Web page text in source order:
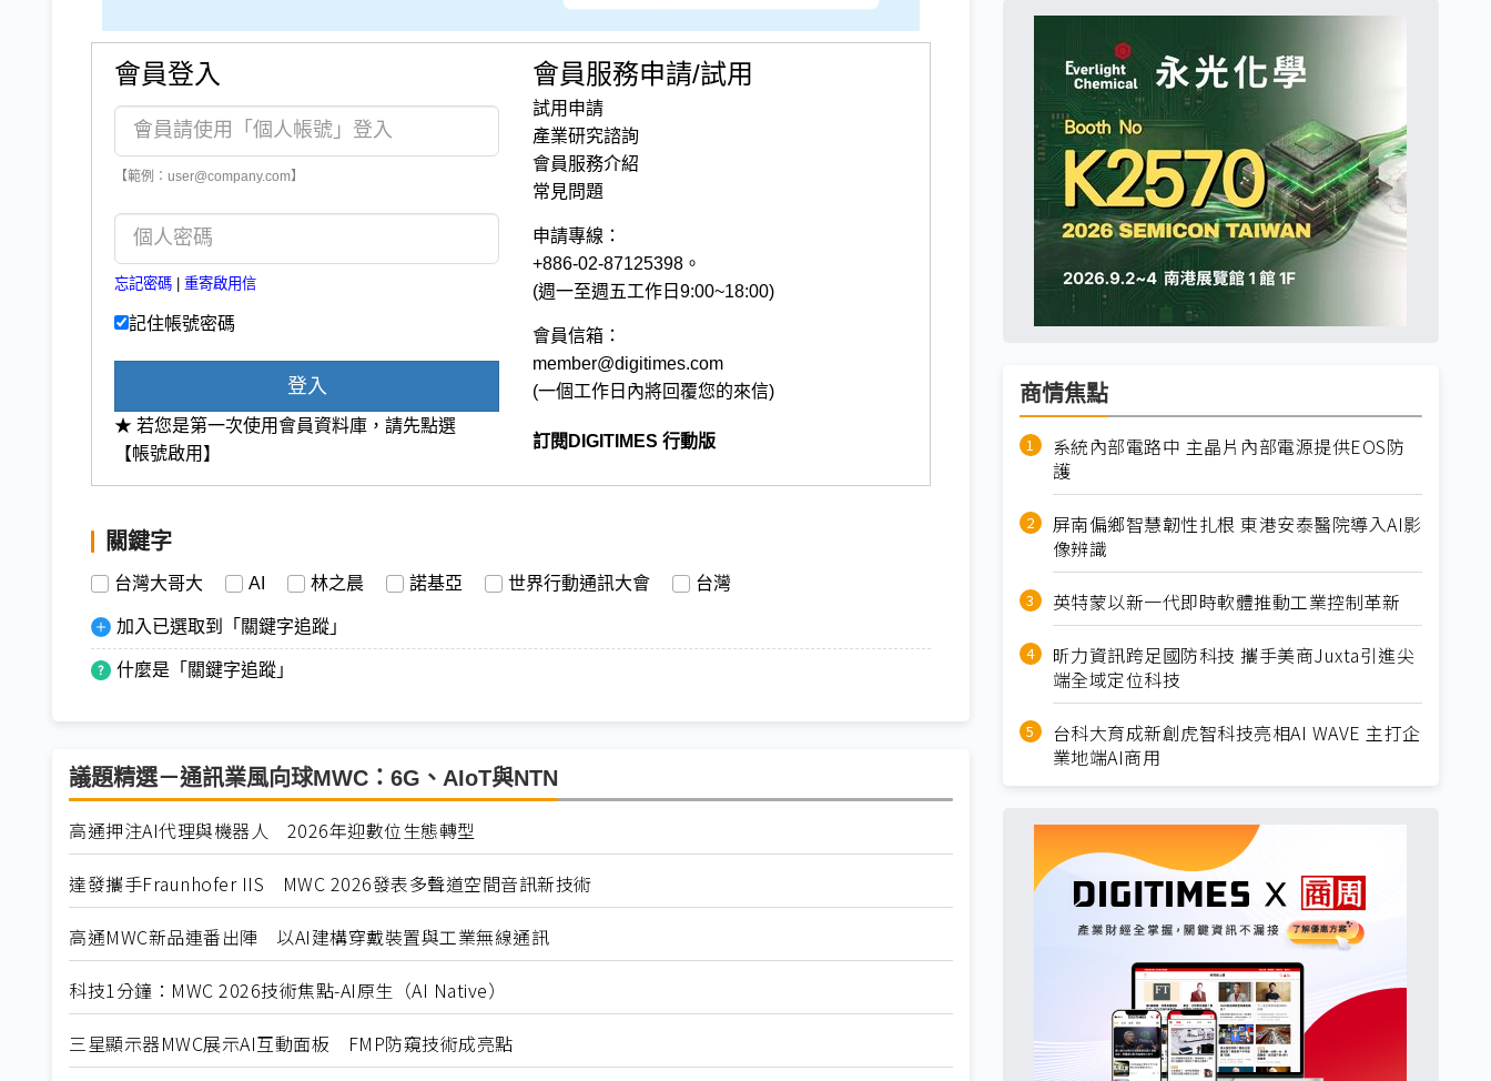
會員登入
【範例：user@company.com】
忘記密碼 重寄啟用信
記住帳號密碼
登入
★ 若您是第一次使用會員資料庫，請先點選
【帳號啟用】
會員服務申請/試用
試用申請
產業研究諮詢
會員服務介紹
常見問題
申請專線：
+886-02-87125398。
(週一至週五工作日9:00~18:00)
會員信箱：
member@digitimes.com
(一個工作日內將回覆您的來信)
訂閱DIGITIMES 行動版
關鍵字
台灣大哥大 AI 林之晨 諾基亞 世界行動通訊大會 台灣
加入已選取到「關鍵字追蹤」
什麼是「關鍵字追蹤」
議題精選－通訊業風向球MWC：6G、AIoT與NTN
高通押注AI代理與機器人 2026年迎數位生態轉型
達發攜手Fraunhofer IIS MWC 2026發表多聲道空間音訊新技術
高通MWC新品連番出陣 以AI建構穿戴裝置與工業無線通訊
科技1分鐘：MWC 2026技術焦點-AI原生（AI Native）
三星顯示器MWC展示AI互動面板 FMP防窺技術成亮點
商情焦點
系統內部電路中 主晶片內部電源提供EOS防
護
屏南偏鄉智慧韌性扎根 東港安泰醫院導入AI影
像辨識
英特蒙以新一代即時軟體推動工業控制革新
昕力資訊跨足國防科技 攜手美商Juxta引進尖
端全域定位科技
台科大育成新創虎智科技亮相AI WAVE 主打企
業地端AI商用